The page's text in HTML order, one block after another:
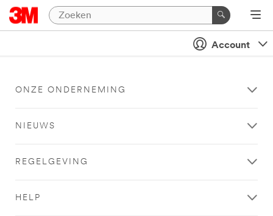
Account
ONZE ONDERNEMING
NIEUWS
REGELGEVING
HELP